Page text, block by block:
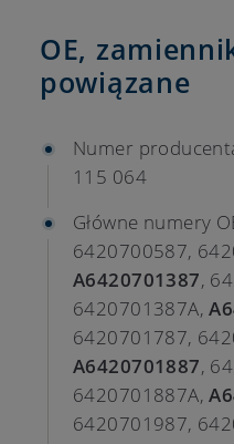
OE,
powiązane
Numer
115 064
Główne numery
6420700587,
A6420701387,
6420701387A,
6420701787,
A6420701887,
6420701887A,
6420701987,